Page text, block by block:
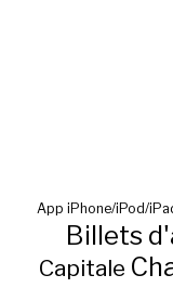
App iPhone/iPod/
Billets
Capitale